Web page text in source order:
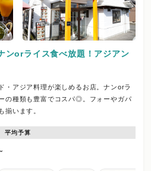
ンorライス食べ放題！アジアン
・アジア料理が楽しめるお店。ナンorラ
の種類も豊富でコスパ◎。フォーやガパ
揃います。
平均予算